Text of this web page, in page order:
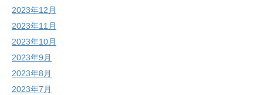
2023年12月
2023年11月
2023年10月
2023年9月
2023年8月
2023年7月